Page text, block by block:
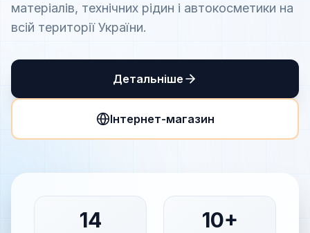
матеріалів, технічних рідин і автокосметики на
всій території України.
Детальніше
Інтернет-магазин
14 10+